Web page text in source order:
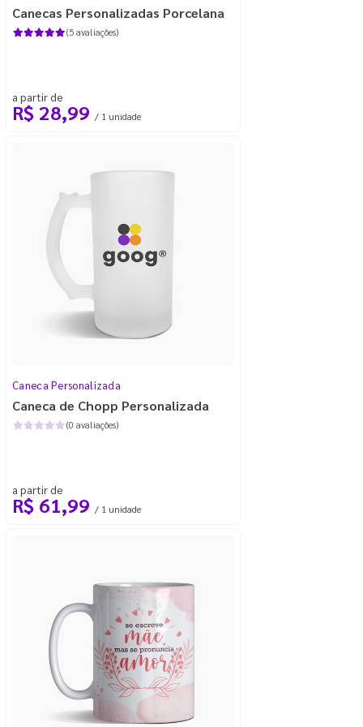
Canecas Personalizadas Porcelana
(5 avaliações)
a partir de
R$ 28,99 / 1 unidade
Caneca Personalizada
Caneca de Chopp Personalizada
(0 avaliações)
a partir de
R$ 61,99 / 1 unidade